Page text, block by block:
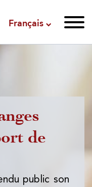
Français
de
public son